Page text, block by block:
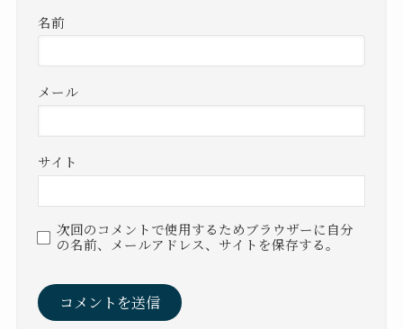
名前
メール
サイト
次回のコメントで使用するためブラウザーに自分
の名前、メールアドレス、サイトを保存する。